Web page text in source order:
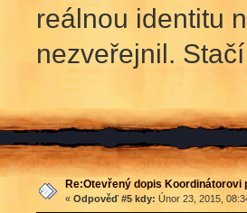
reálnou identitu
nezveřejnil.
Re:Otevřený dopis Koordinátorovi
« Odpověď #5 kdy: Únor 23, 2015,